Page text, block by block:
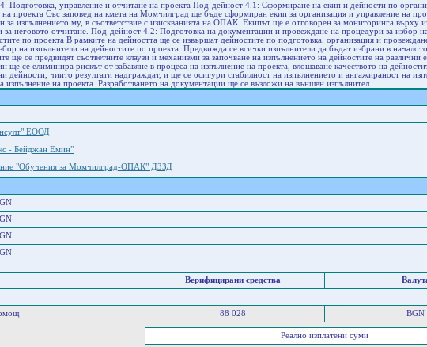
Подготовка, управление и отчитане на проекта Под-дейност 4.1: Сформиране на екип и дейности по
на проекта Със заповед на кмета на Момчилград ще бъде сформиран екип за организация и управление на
за изпълнението му, в съответствие с изискванията на ОПАК. Екипът ще е отговорен за мониторинга върху
за неговото отчитане. Под-дейност 4.2: Подготовка на документации и провеждане на процедури за избор
по проекта В рамките на дейността ще се извършат дейностите по подготовка, организация и
на изпълнители на дейностите по проекта. Предвижда се всички изпълнители да бъдат избрани в
ще се предвидят съответните клаузи и механизми за започване на изпълнението на дейностите на различни
ще се елиминира рискът от забавяне в процеса на изпълнение на проекта, влошаване качеството на
дейности, чиито резултати надграждат, и ще се осигури стабилност на изпълнението и ангажираност на
изпълнение на проекта. Разработването на документации ще се възложи на външен изпълнител.
ЕООД
- Бейджан Емин"
"Обучения за Момчилград-ОПАК" ДЗЗД
Верифицирани средства
88 028 BGN
Реално изплатени суми